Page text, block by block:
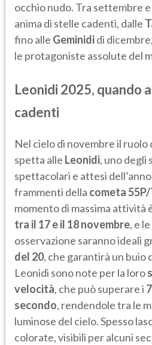
occhio nudo. Tra settembre
anima di stelle cadenti, dalle
fino alle Geminididi
le protagoniste assolute del
Leonidi 2025, quando
cadenti
Nel cielo di novembre il
spetta alle Leonidi, uno degli
spettacolari e attesi
frammenti della cometa
momento di massima attività
tra il 17 e il 18 novembre, e
osservazione saranno ideali
del 20, che garantirà un buio
Leonidi sono note per la loro
velocità, che può superare i
secondo, rendendole tra le
luminose del cielo. Spesso
colorate, visibili per alcuni